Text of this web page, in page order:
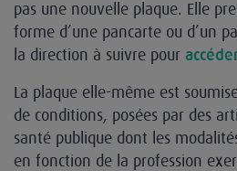
pas une nouvelle plaque. Elle
forme d’une pancarte ou d’un
la direction à suivre pour
La plaque elle-même est
de conditions, posées par des
santé publique dont les
en fonction de la profession